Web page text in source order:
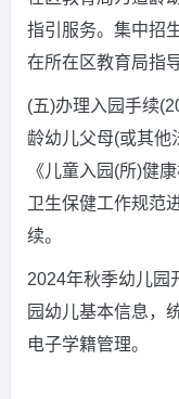
指引服务。集中招
在所在区教育局指
(五)办理入园手续
龄幼儿父母(或其他
《儿童入园(所)健
卫生保健工作规范
续。
2024年秋季幼儿园
园幼儿基本信息，
电子学籍管理。